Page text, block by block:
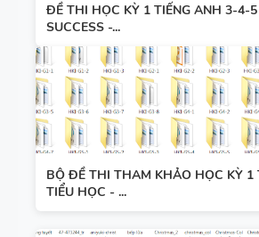
ĐỀ THI HỌC KỲ 1 TIẾNG ANH 3-4-
SUCCESS -...
BỘ ĐỀ THI THAM KHẢO HỌC KỲ 1
TIỂU HỌC - ...